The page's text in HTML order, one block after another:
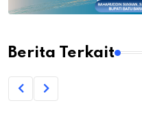
Berita Terkait